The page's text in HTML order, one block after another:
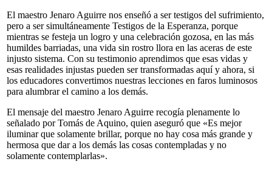
El maestro Jenaro Aguirre nos enseñó a ser testigos del sufrimiento,
pero a ser simultáneamente Testigos de la Esperanza, porque
mientras se festeja un logro y una celebración gozosa, en las más
humildes barriadas, una vida sin rostro llora en las aceras de este
injusto sistema. Con su testimonio aprendimos que esas vidas y
esas realidades injustas pueden ser transformadas aquí y ahora, si
los educadores convertimos nuestras lecciones en faros luminosos
para alumbrar el camino a los demás.
El mensaje del maestro Jenaro Aguirre recogía plenamente lo
señalado por Tomás de Aquino, quien aseguró que «Es mejor
iluminar que solamente brillar, porque no hay cosa más grande y
hermosa que dar a los demás las cosas contempladas y no
solamente contemplarlas».